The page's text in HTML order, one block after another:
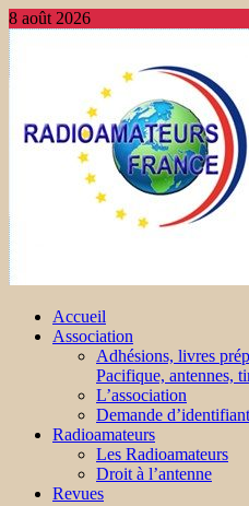
8 août 2026
Accueil
Association
Adhésions, livres
Pacifique, antennes,
L’association
Demande
Radioamateurs
Les Radioamateurs
Droit à l’antenne
Revues